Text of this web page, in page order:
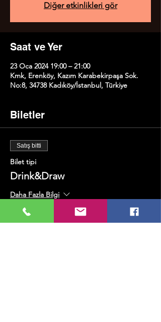
Diğer etkinlikleri gör
Saat ve Yer
23 Oca 2024 19:00 – 21:00
Kmk, Erenköy, Kazım Karabekirpaşa Sok.
No:8, 34738 Kadıköy/İstanbul, Türkiye
Biletler
Satış bitti
Bilet tipi
Drink&Draw
Daha Fazla Bilgi
Fiyat